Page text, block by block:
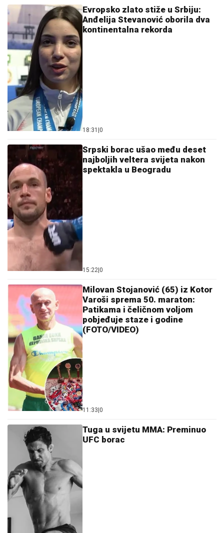
Evropsko zlato stiže u Srbiju:
Anđelija Stevanović oborila dva
kontinentalna rekorda
18:31 0
Srpski borac ušao među deset
najboljih veltera svijeta nakon
spektakla u Beogradu
15:22 0
Milovan Stojanović (65) iz Kotor
Varoši sprema 50. maraton:
Patikama i čeličnom voljom
pobjeđuje staze i godine
(FOTO/VIDEO)
11:33 0
Tuga u svijetu MMA: Preminuo
UFC borac